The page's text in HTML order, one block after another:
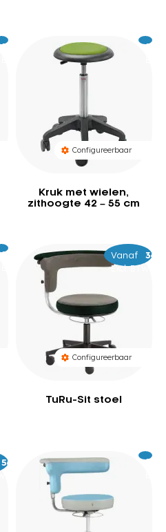
379
Excl.
Configureerbaar
Kruk met wielen,
zithoogte 42 – 55 cm
Excl.
249
Excl.
Configureerbaar
TuRu-Sit stoel
Vanaf 399
Excl. BTW
599
609
Excl.